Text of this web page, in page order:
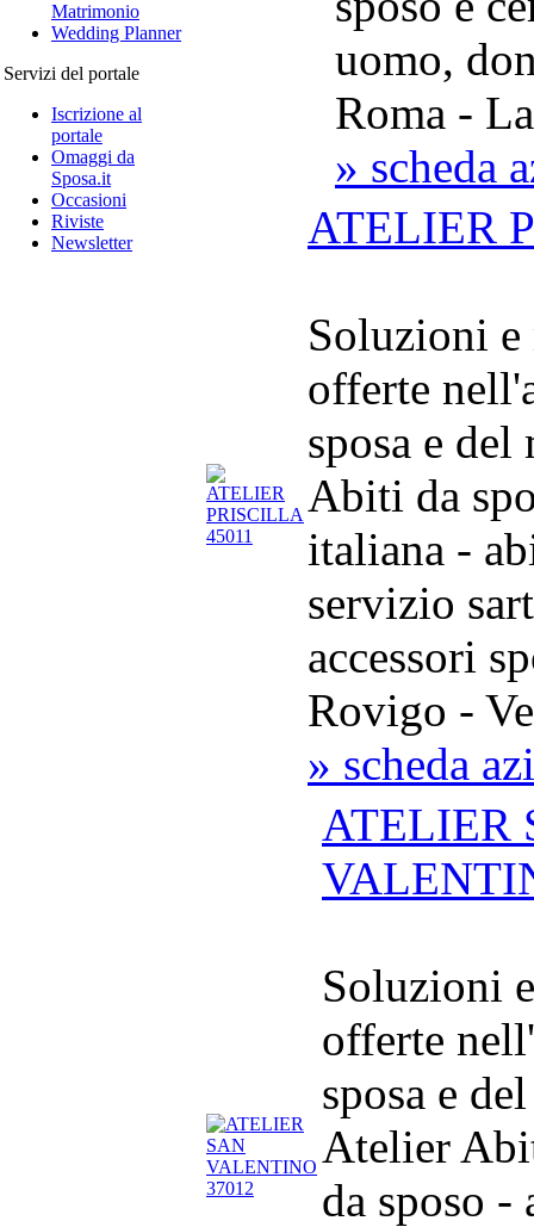
Matrimonio
Wedding Planner
Servizi del portale
Iscrizione al
portale
Omaggi da
Sposa.it
Occasioni
Riviste
Newsletter
uomo,
Roma -
» scheda
ATELIER
Soluzioni e
offerte
sposa e
Abiti da
italiana -
servizio
accessori
Rovigo -
» scheda
ATELIER
Soluzioni
offerte
sposa e
Atelier
da sposo -